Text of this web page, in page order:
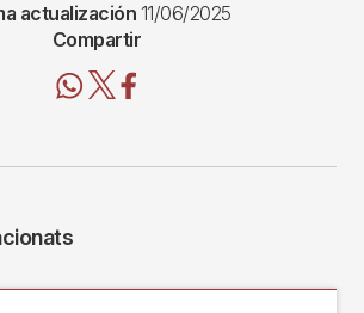
actualización 11/06/2025
Compartir